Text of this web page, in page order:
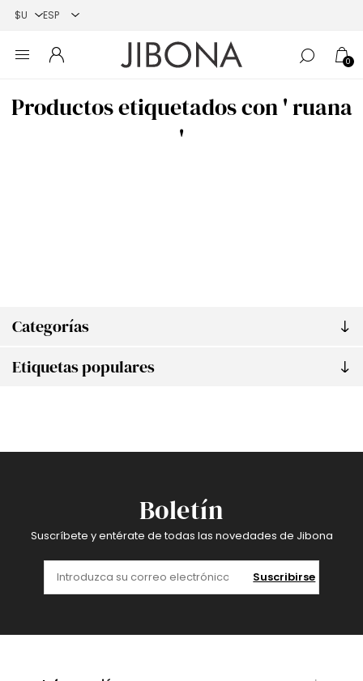
0
Categorías
Etiquetas populares
Productos etiquetados con ' ruana
'
Boletín
Suscríbete y entérate de todas las novedades de Jibona
Suscribirse